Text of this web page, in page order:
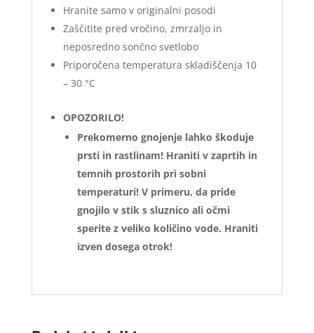
Hranite samo v originalni posodi
Zaščitite pred vročino, zmrzaljo in
neposredno sončno svetlobo
Priporočena temperatura skladiščenja 10
– 30 °C
OPOZORILO!
Prekomerno gnojenje lahko škoduje
prsti in rastlinam! Hraniti v zaprtih in
temnih prostorih pri sobni
temperaturi! V primeru, da pride
gnojilo v stik s sluznico ali očmi
sperite z veliko količino vode. Hraniti
izven dosega otrok!